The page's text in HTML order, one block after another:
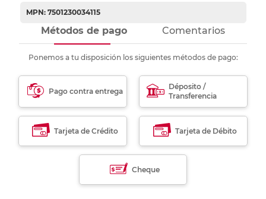
MPN: 7501230034115
Métodos de pago Comentarios
Ponemos a tu disposición los siguientes métodos de pago:
Pago contra entrega
Déposito /
Transferencia
Tarjeta de Crédito Tarjeta de Débito
Cheque